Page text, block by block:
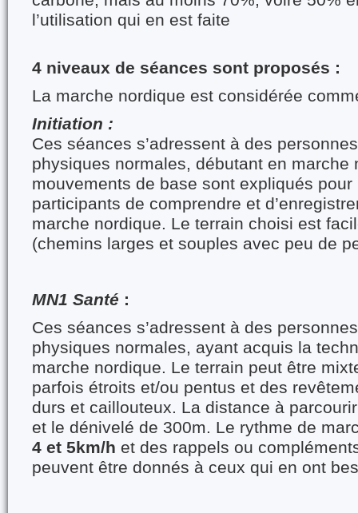
l’utilisation qui en est faite
4 niveaux de séances sont proposés :
La marche nordique est considérée
Initiation :
Ces séances s’adressent à des
physiques normales, débutant en marche
mouvements de base sont expliqués
participants de comprendre et
marche nordique. Le terrain choisi est
(chemins larges et souples avec peu de
MN1 Santé :
Ces séances s’adressent à des
physiques normales, ayant acquis la
marche nordique. Le terrain peut être
parfois étroits et/ou pentus et des
durs et caillouteux. La distance à
et le dénivelé de 300m. Le rythme de
4 et 5km/h et des rappels ou
peuvent être donnés à ceux qui en ont